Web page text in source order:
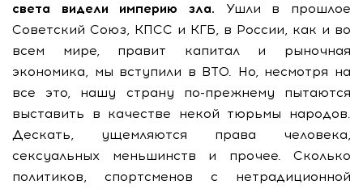
света видели империю зла. Ушли в прошлое
Советский Союз, КПСС и КГБ, в России, как и во
всем мире, правит капитал и рыночная
экономика, мы вступили в ВТО. Но, несмотря на
все это, нашу страну по-прежнему пытаются
выставить в качестве некой тюрьмы народов.
Дескать, ущемляются права человека,
сексуальных меньшинств и прочее. Сколько
политиков, спортсменов с нетрадиционной